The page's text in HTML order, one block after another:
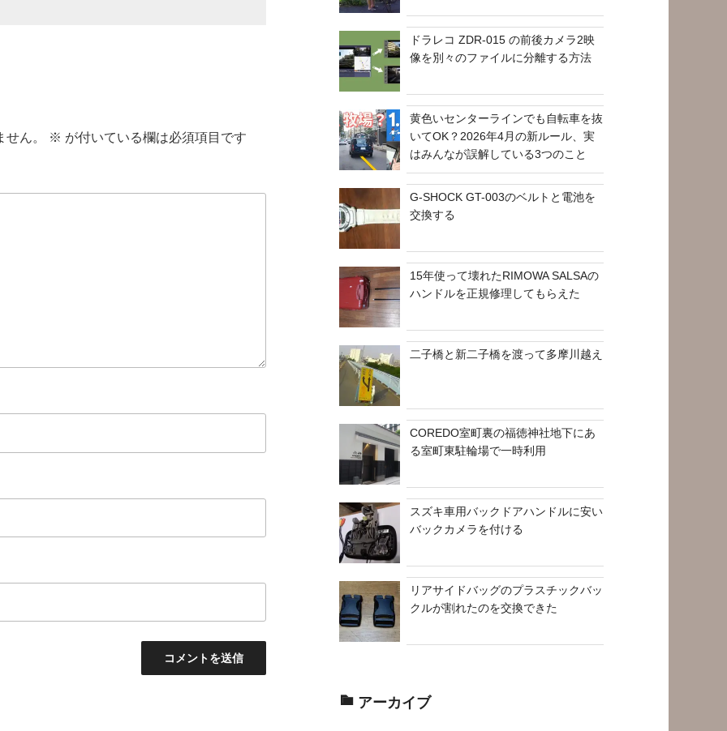
ん。 ※ が付いている欄は必須項目です
ドラレコ ZDR-015 の前後カメラ2映
像を別々のファイルに分離する方法
黄色いセンターラインでも自転車を抜
いてOK？2026年4月の新ルール、実
はみんなが誤解している3つのこと
G-SHOCK GT-003のベルトと電池を
交換する
15年使って壊れたRIMOWA SALSAの
ハンドルを正規修理してもらえた
二子橋と新二子橋を渡って多摩川越え
COREDO室町裏の福徳神社地下にあ
る室町東駐輪場で一時利用
スズキ車用バックドアハンドルに安い
バックカメラを付ける
リアサイドバッグのプラスチックバッ
クルが割れたのを交換できた
アーカイブ